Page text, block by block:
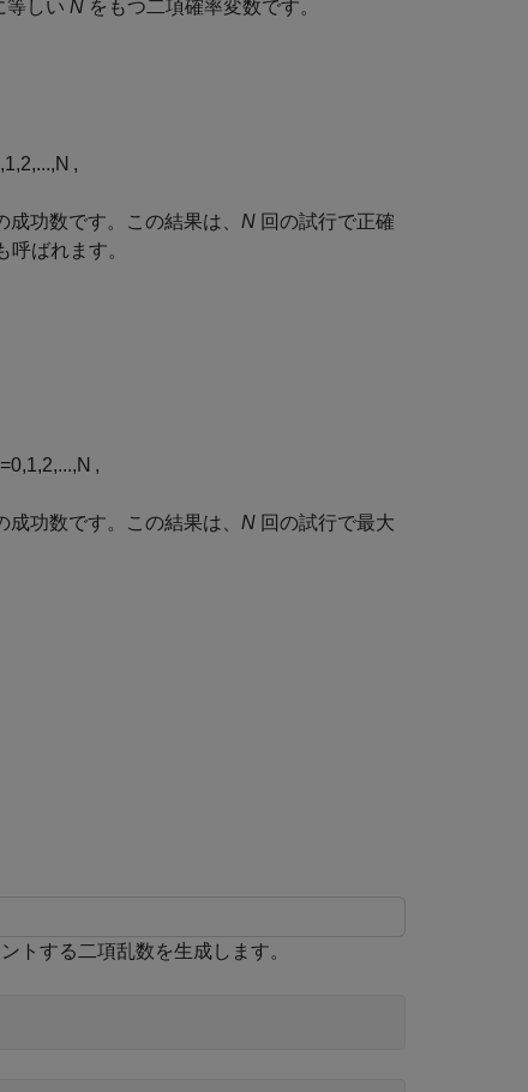
等しい N をもつ二項確率変数です。
,1 ,2,...,N ,
成功数です。この結果は、 N 回の試行で正確
ばれます。
=0,1 ,2,...,N ,
成功数です。この結果は、 N 回の試行で最大
トする二項乱数を生成します。